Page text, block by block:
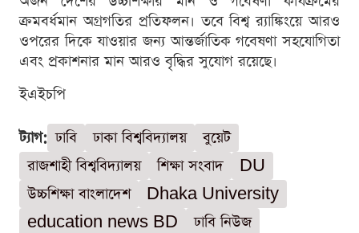
ক্রমবর্ধমান অগ্রগতির প্রতিফলন। তবে বিশ্ব র‌্যাঙ্কিংয়ে আরও
ওপরের দিকে যাওয়ার জন্য আন্তর্জাতিক গবেষণা সহযোগিতা
এবং প্রকাশনার মান আরও বৃদ্ধির সুযোগ রয়েছে।
ইএইচপি
ট্যাগ: ঢাবি ঢাকা বিশ্ববিদ্যালয়
বুয়েট
রাজশাহী বিশ্ববিদ্যালয়
শিক্ষা সংবাদ
DU
উচ্চশিক্ষা বাংলাদেশ
Dhaka University
education news BD
ঢাবি নিউজ